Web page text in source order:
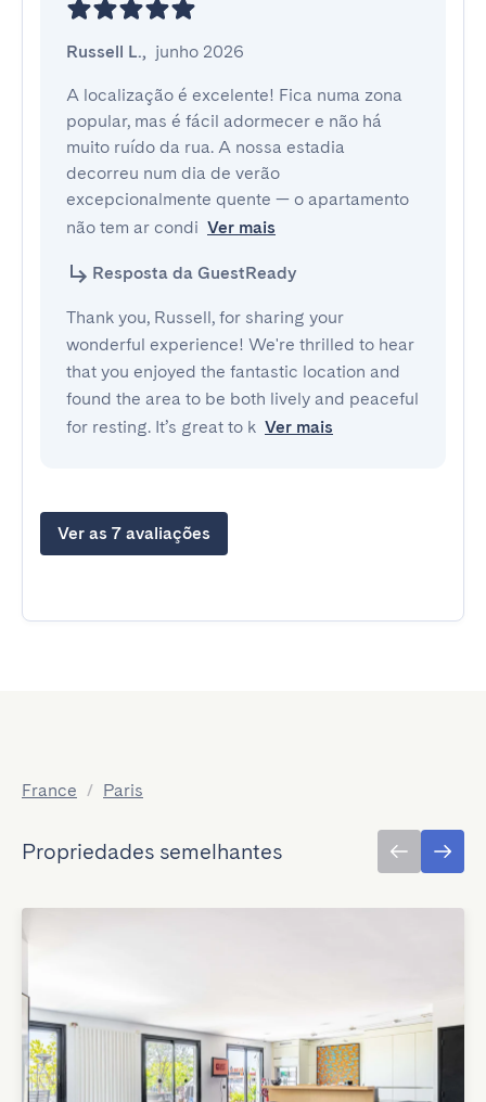
Russell L., junho 2026
A localização é excelente! Fica numa zona
popular, mas é fácil adormecer e não há
muito ruído da rua. A nossa estadia
decorreu num dia de verão
excepcionalmente quente — o apartamento
não tem ar condi Ver mais
Resposta da GuestReady
Thank you, Russell, for sharing your
wonderful experience! We're thrilled to hear
that you enjoyed the fantastic location and
found the area to be both lively and peaceful
for resting. It’s great to k Ver mais
Ver as 7 avaliações
France / Paris
Propriedades semelhantes